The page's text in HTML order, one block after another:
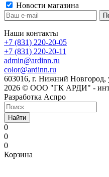
Новости магазина
Наши контакты
+7 (831) 220-20-05
+7 (831) 220-20-11
admin@ardinn.ru
color@ardinn.ru
603016, г. Нижний Новгород,
2026 © ООО "ГК АРДИ" -
Разработка Аспро
Найти
0
0
0
Корзина